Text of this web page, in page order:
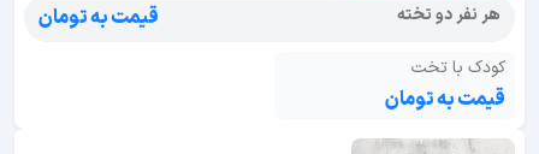
هر نفر دو تخته
قیمت به تومان
کودک با تخت
قیمت به تومان